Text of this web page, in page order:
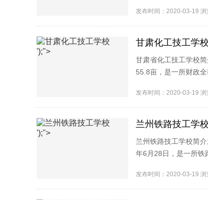
发布时间：2020-03-19
');">
甘肃化工技工学
甘肃省化工技工学校
55.8亩，是一所财政
发布时间：2020-03-19
');">
兰州铁路技工学
兰州铁路技工学校简
年6月28日，是一所铁
发布时间：2020-03-19